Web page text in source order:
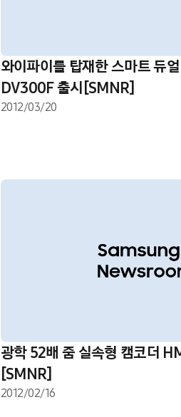
와이파이를 탑재한 스마트 듀
DV300F 출시[SMNR]
2012/03/20
광학 52배 줌 실속형 캠코더
[SMNR]
2012/02/16